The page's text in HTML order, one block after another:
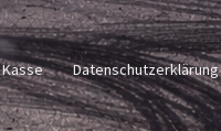
Kasse Datenschutzerklärung